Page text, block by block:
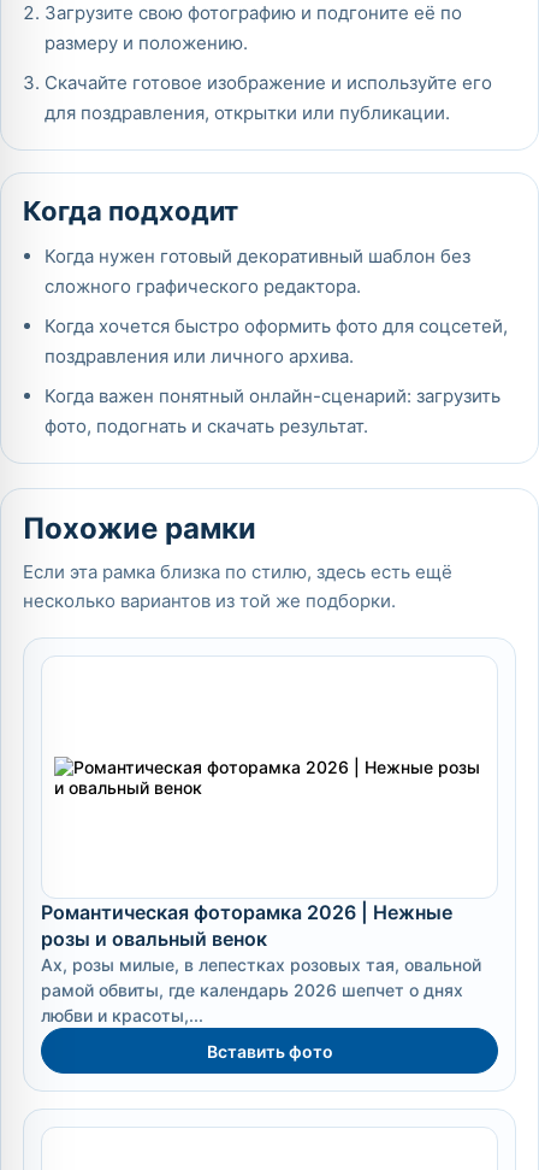
Загрузите свою фотографию и подгоните её по
размеру и положению.
Скачайте готовое изображение и используйте его
для поздравления, открытки или публикации.
Когда подходит
Когда нужен готовый декоративный шаблон без
сложного графического редактора.
Когда хочется быстро оформить фото для соцсетей,
поздравления или личного архива.
Когда важен понятный онлайн-сценарий: загрузить
фото, подогнать и скачать результат.
Похожие рамки
Если эта рамка близка по стилю, здесь есть ещё
несколько вариантов из той же подборки.
Романтическая фоторамка 2026 | Нежные
розы и овальный венок
Ах, розы милые, в лепестках розовых тая, овальной
рамой обвиты, где календарь 2026 шепчет о днях
любви и красоты,...
Вставить фото